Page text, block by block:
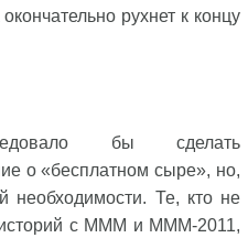
рухнет к концу
бы сделать
о «бесплатном сыре», но,
необходимости. Те, кто не
историй с МММ и МММ-2011,